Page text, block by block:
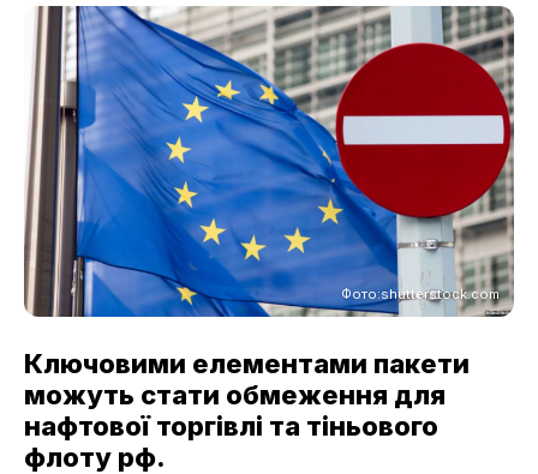
Фото:shutterstock.com
Ключовими елементами пакети
можуть стати обмеження для
нафтової торгівлі та тіньового
флоту рф.